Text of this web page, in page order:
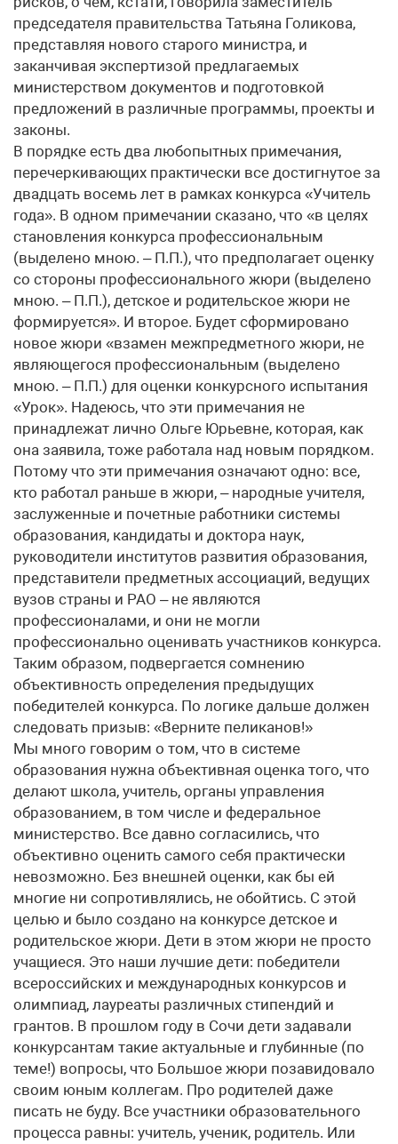
председателя правительства Татьяна Голикова,
представляя нового старого министра, и
заканчивая экспертизой предлагаемых
министерством документов и подготовкой
предложений в различные программы, проекты и
законы.
В порядке есть два любопытных примечания,
перечеркивающих практически все достигнутое за
двадцать восемь лет в рамках конкурса «Учитель
года». В одном примечании сказано, что «в целях
становления конкурса профессиональным
(выделено мною. – П.П.), что предполагает оценку
со стороны профессионального жюри (выделено
мною. – П.П.), детское и родительское жюри не
формируется». И второе. Будет сформировано
новое жюри «взамен межпредметного жюри, не
являющегося профессиональным (выделено
мною. – П.П.) для оценки конкурсного испытания
«Урок». Надеюсь, что эти примечания не
принадлежат лично Ольге Юрьевне, которая, как
она заявила, тоже работала над новым порядком.
Потому что эти примечания означают одно: все,
кто работал раньше в жюри, – народные учителя,
заслуженные и почетные работники системы
образования, кандидаты и доктора наук,
руководители институтов развития образования,
представители предметных ассоциаций, ведущих
вузов страны и РАО – не являются
профессионалами, и они не могли
профессионально оценивать участников конкурса.
Таким образом, подвергается сомнению
объективность определения предыдущих
победителей конкурса. По логике дальше должен
следовать призыв: «Верните пеликанов!»
Мы много говорим о том, что в системе
образования нужна объективная оценка того, что
делают школа, учитель, органы управления
образованием, в том числе и федеральное
министерство. Все давно согласились, что
объективно оценить самого себя практически
невозможно. Без внешней оценки, как бы ей
многие ни сопротивлялись, не обойтись. С этой
целью и было создано на конкурсе детское и
родительское жюри. Дети в этом жюри не просто
учащиеся. Это наши лучшие дети: победители
всероссийских и международных конкурсов и
олимпиад, лауреаты различных стипендий и
грантов. В прошлом году в Сочи дети задавали
конкурсантам такие актуальные и глубинные (по
теме!) вопросы, что Большое жюри позавидовало
своим юным коллегам. Про родителей даже
писать не буду. Все участники образовательного
процесса равны: учитель, ученик, родитель. Или